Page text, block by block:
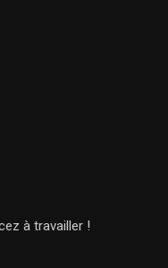
à travailler !